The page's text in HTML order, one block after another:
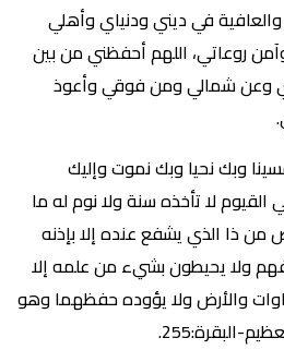
في ديني ودنياي وأهلي
روعاتي، اللهم أحفظني من بين
وعن شمالي ومن فوقي وأعوذ
وبك نحيا وبك نموت وإليك
القيوم لا تأخذه سنة ولا نوم له ما
ذا الذي يشفع عنده إلا بإذنه
ولا يحيطون بشيء من علمه إلا
والأرض ولا يؤوده حفظهما وهو
البقرة:255.